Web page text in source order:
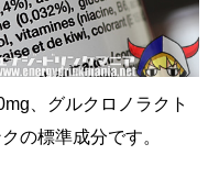
、グルクロノラクト
の標準成分です。